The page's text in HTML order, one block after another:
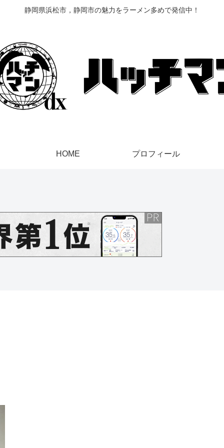
静岡県浜松市，静岡市の魅力をラーメン多めで発信中！
HOME プロフィール